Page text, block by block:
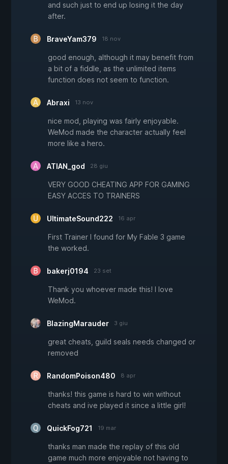
and such just to end up losing it the day
after.
BraveYam379 18 nov
good enough, although it may benefit from
a bit of a fiddle, as the unlimited items
function does not seem to function.
Abraxi 13 nov
nice mod, playing was fairly enjoyable.
WeMod made the character actually feel
more like a hero.
ATIAN_god 28 giu
VERY GOOD CHEATING APP FOR GAMING
EASY ACCES TO TRAINERS
UltimateSound222 16 apr
First Trainer I found for My Fable 3 game
the worked.
bakerj0194 23 set
Thank you whoever made this! I love
WeMod.
BlazingMarauder 3 giu
great cheats, guild seals needs changed or
removed
RandomPoison480 8 apr
thanks! this game is hard to win without
cheats and ive played it since a little girl!
QuickFog721 19 mar
thanks man made the replay of this old
game much more enjoyable not having to